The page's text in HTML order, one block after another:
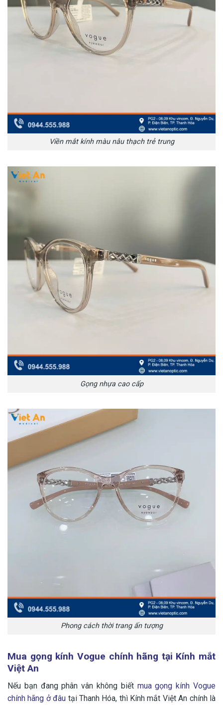
Viền mắt kính màu nâu thạch trẻ trung
Gọng nhựa cao cấp
Phong cách thời trang ấn tượng
Mua gọng kính Vogue chính hãng tại Kính mắt
Việt An
Nếu bạn đang phân vân không biết mua gọng kính Vogue
chính hãng ở đâu tại Thanh Hóa, thì Kính mắt Việt An chính là